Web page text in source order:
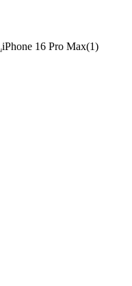
iPhone 16 Pro Max(1)